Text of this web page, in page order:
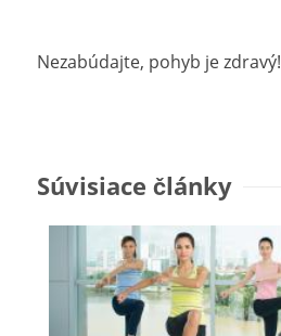
Nezabúdajte, pohyb je zdravý!
Súvisiace články